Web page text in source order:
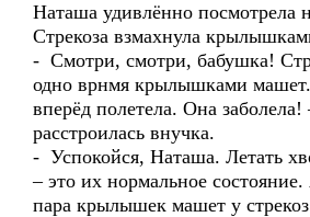
Наташа удивлённо посмотрела
Стрекоза взмахнула
- Смотри, смотри, бабушка!
одно врнмя крылышками
вперёд полетела. Она заболела!
расстроилась внучка.
- Успокойся, Наташа. Летать
– это их нормальное
пара крылышек машет у стрекоз